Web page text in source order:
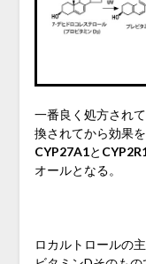
一番良く処方され
換されてから効果
CYP27A1と
オールとなる。
ロカルトロールの